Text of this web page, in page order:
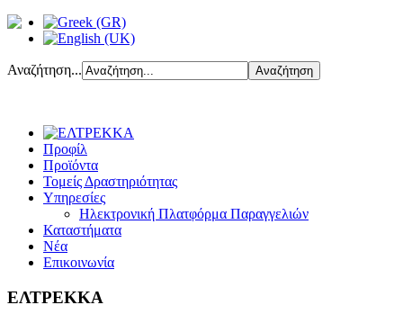
Αναζήτηση...
Προφίλ
Προϊόντα
Τομείς Δραστηριότητας
Υπηρεσίες
Ηλεκτρονική Πλατφόρμα Παραγγελιών
Καταστήματα
Νέα
Επικοινωνία
ΕΛΤΡΕΚΚΑ